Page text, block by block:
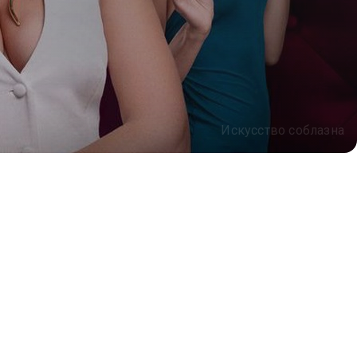
Искусство соблазна